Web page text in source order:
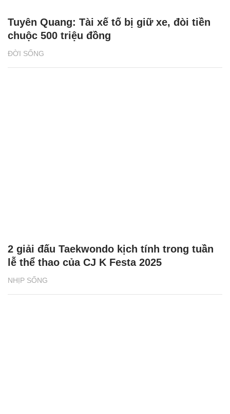
ĐỜI SỐNG
Tuyên Quang: Tài xế tố bị giữ xe, đòi tiền
chuộc 500 triệu đồng
NHỊP SỐNG
2 giải đấu Taekwondo kịch tính trong tuần
lễ thể thao của CJ K Festa 2025